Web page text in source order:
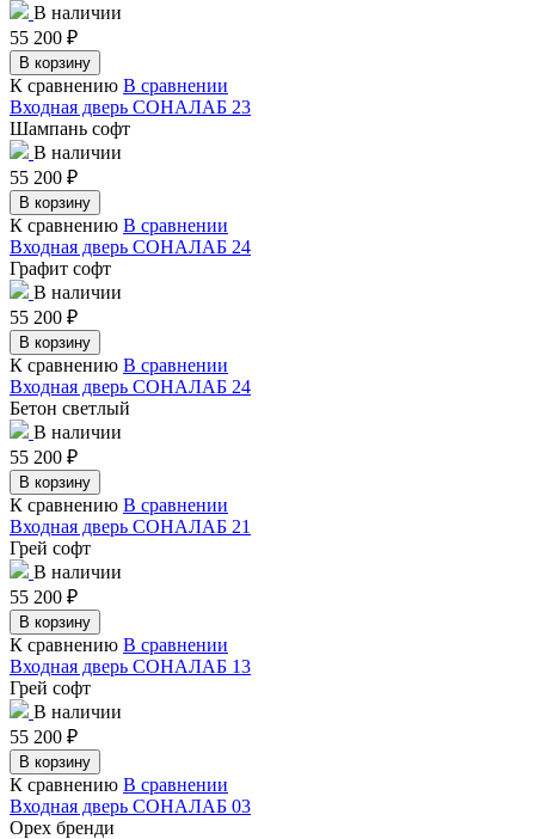
В наличии
55 200 ₽
В корзину
К сравнению В сравнении
Входная дверь СОНАЛАБ 23
Шампань софт
В наличии
55 200 ₽
В корзину
К сравнению В сравнении
Входная дверь СОНАЛАБ 24
Графит софт
В наличии
55 200 ₽
В корзину
К сравнению В сравнении
Входная дверь СОНАЛАБ 24
Бетон светлый
В наличии
55 200 ₽
В корзину
К сравнению В сравнении
Входная дверь СОНАЛАБ 21
Грей софт
В наличии
55 200 ₽
В корзину
К сравнению В сравнении
Входная дверь СОНАЛАБ 13
Грей софт
В наличии
55 200 ₽
В корзину
К сравнению В сравнении
Входная дверь СОНАЛАБ 03
Орех бренди